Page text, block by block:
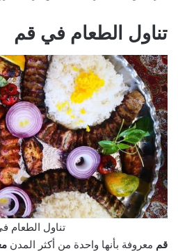
تناول الطعام في قم
تناول الطعام
قم معروفة بأنها واحدة من أكثر المدن